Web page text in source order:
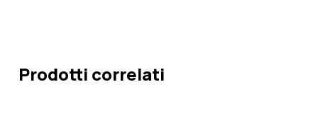
Prodotti correlati